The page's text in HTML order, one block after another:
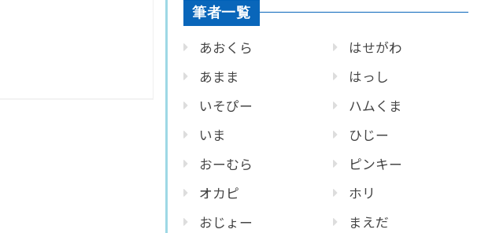
筆者一覧
あおくら
あまま
いそぴー
いま
おーむら
オカピ
おじょー
はせがわ
はっし
ハムくま
ひじー
ピンキー
ホリ
まえだ